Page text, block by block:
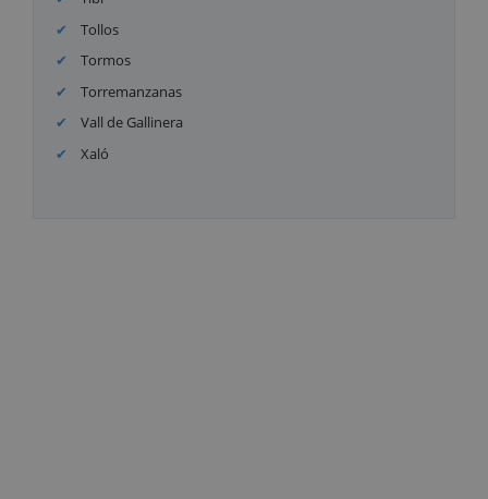
Tollos
Tormos
Torremanzanas
Vall de Gallinera
Xaló